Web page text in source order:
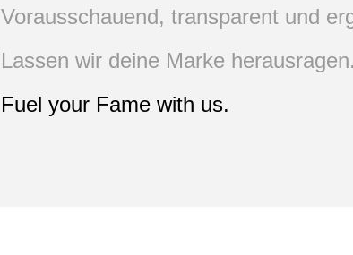
Vorausschauend, transparent und
Lassen wir deine Marke herausragen.
Fuel your Fame with us.